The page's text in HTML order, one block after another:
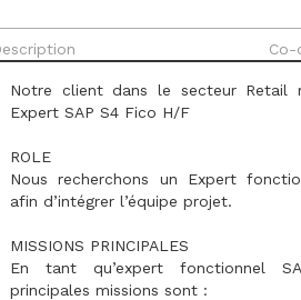
Co-
Notre client dans le secteur Retail
Expert SAP S4 Fico H/F
ROLE
Nous recherchons un Expert
afin d’intégrer l’équipe projet.
MISSIONS PRINCIPALES
En tant qu’expert fonctionnel
principales missions sont :